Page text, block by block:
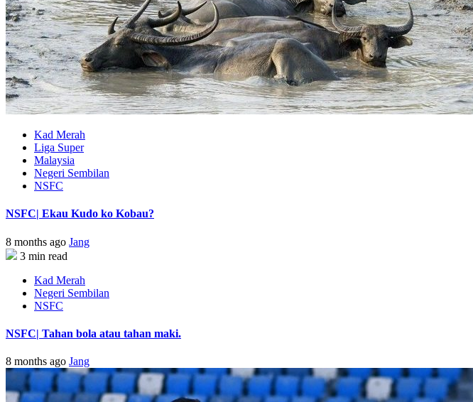
Kad Merah
Liga Super
Malaysia
Negeri Sembilan
NSFC
NSFC| Ekau Kudo ko Kobau?
8 months ago Jang
3 min read
Kad Merah
Negeri Sembilan
NSFC
NSFC| Tahan bola atau tahan maki.
8 months ago Jang